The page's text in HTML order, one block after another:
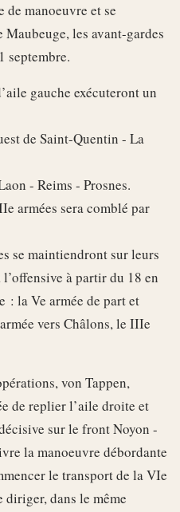
de manoeuvre et se
les avant-gardes
septembre.
gauche exécuteront un
de Saint-Quentin - La
- Reims - Prosnes.
armées sera comblé par
se maintiendront sur leurs
à partir du 18 en
: la Ve armée de part et
vers Châlons, le IIIe
von Tappen,
de replier l’aile droite et
sur le front Noyon -
la manoeuvre débordante
le transport de la VIe
diriger, dans le même